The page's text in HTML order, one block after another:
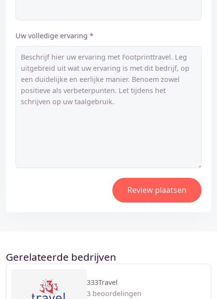
Uw volledige ervaring *
Review plaatsen
Gerelateerde bedrijven
333Travel
3 beoordelingen